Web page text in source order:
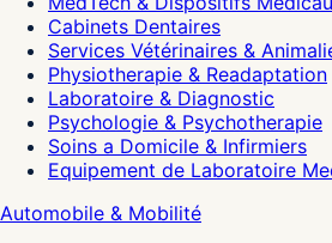
Cabinets Dentaires
Services Vétérinaires &
Physiotherapie & Readaptation
Laboratoire & Diagnostic
Psychologie & Psychotherapie
Soins a Domicile & Infirmiers
Equipement de Laboratoire
Automobile & Mobilité